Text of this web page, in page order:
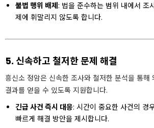
불법 행위 배제 : 법을 준수하는 범위 내에서 조
제에 휘말리지 않도록 합니다.
5. 신속하고 철저한 문제 해결
흥신소 정암은 신속한 조사와 철저한 분석을 통해
결과를 얻을 수 있도록 지원합니다.
긴급 사건 즉시 대응: 시간이 중요한 사건의 경
빠르게 해결 방안을 제시합니다.